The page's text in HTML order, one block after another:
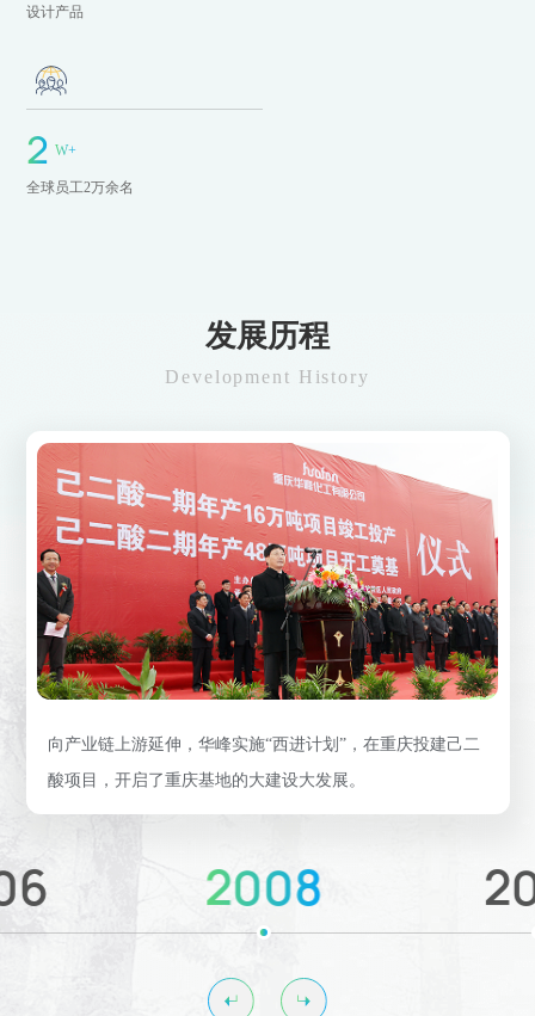
设计产品
2
2 W+
全球员工2万余名
发展历程
Development History
向产业链上游延伸，华峰实施“西进计划”，在重庆投建己二
酸项目，开启了重庆基地的大建设大发展。
2010
2010